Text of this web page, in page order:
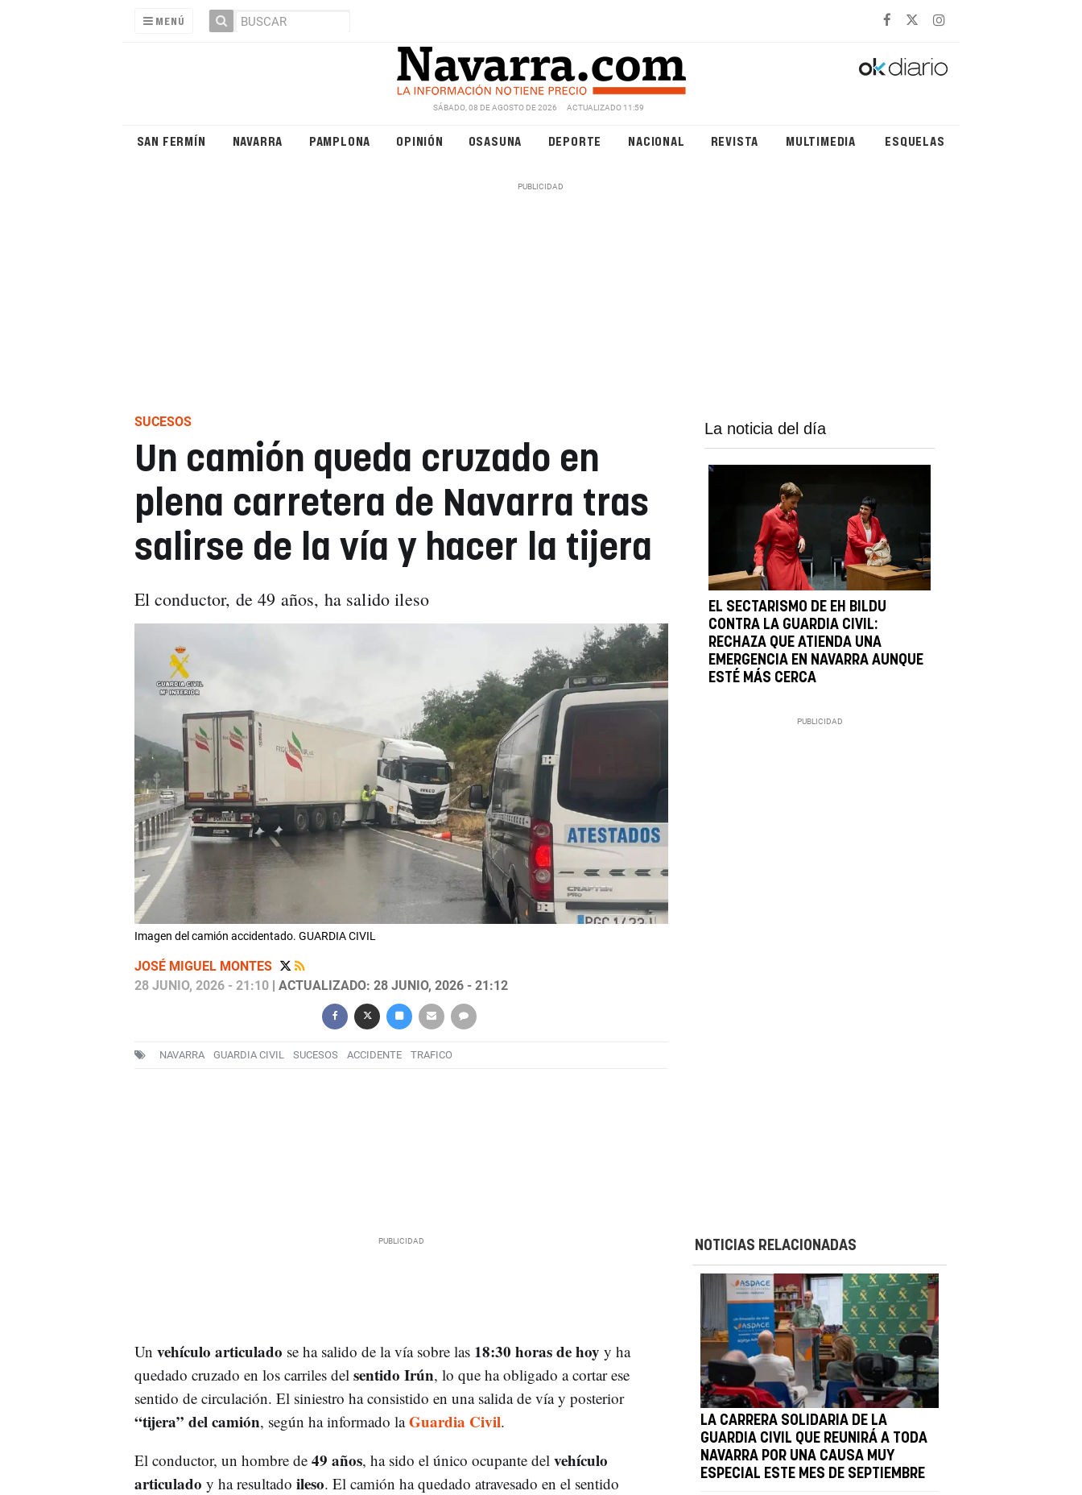
MENÚ
SÁBADO, 08 DE AGOSTO DE 2026 ACTUALIZADO 11:59
SAN FERMÍN NAVARRA PAMPLONA OPINIÓN OSASUNA DEPORTE NACIONAL REVISTA MULTIMEDIA ESQUELAS
SUCESOS
Un camión queda cruzado en
plena carretera de Navarra tras
salirse de la vía y hacer la tijera
El conductor, de 49 años, ha salido ileso
Imagen del camión accidentado. GUARDIA CIVIL
JOSÉ MIGUEL MONTES
28 JUNIO, 2026 - 21:10| ACTUALIZADO: 28 JUNIO, 2026 - 21:12
NAVARRA GUARDIA CIVIL SUCESOS ACCIDENTE TRAFICO
La noticia del día
EL SECTARISMO DE EH BILDU
CONTRA LA GUARDIA CIVIL:
RECHAZA QUE ATIENDA UNA
EMERGENCIA EN NAVARRA AUNQUE
ESTÉ MÁS CERCA
Un vehículo articulado se ha salido de la vía sobre las 18:30 horas de hoy y ha
quedado cruzado en los carriles del sentido Irún, lo que ha obligado a cortar ese
sentido de circulación. El siniestro ha consistido en una salida de vía y posterior
“tijera” del camión, según ha informado laGuardia Civil.
El conductor, un hombre de 49 años, ha sido el único ocupante del vehículo
articulado y ha resultado ileso. El camión ha quedado atravesado en el sentido
NOTICIAS RELACIONADAS
LA CARRERA SOLIDARIA DE LA
GUARDIA CIVIL QUE REUNIRÁ A TODA
NAVARRA POR UNA CAUSA MUY
ESPECIAL ESTE MES DE SEPTIEMBRE